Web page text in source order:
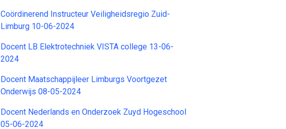
Coördinerend Instructeur Veiligheidsregio Zuid-
Limburg 10-06-2024
Docent LB Elektrotechniek VISTA college 13-06-
2024
Docent Maatschappijleer Limburgs Voortgezet
Onderwijs 08-05-2024
Docent Nederlands en Onderzoek Zuyd Hogeschool
05-06-2024